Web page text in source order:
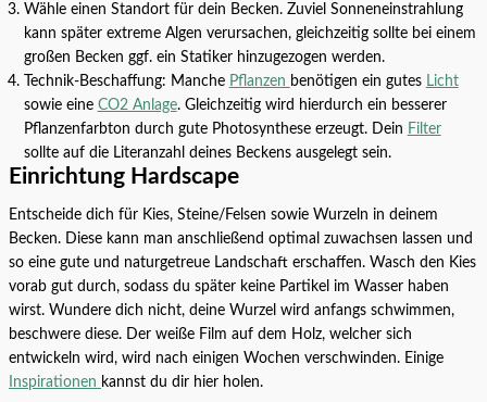
Wähle einen Standort für dein Becken. Zuviel Sonneneinstrahlung
kann später extreme Algen verursachen, gleichzeitig sollte bei einem
großen Becken ggf. ein Statiker hinzugezogen werden.
Technik-Beschaffung: Manche Pflanzen benötigen ein gutes Licht
sowie eine CO2 Anlage. Gleichzeitig wird hierdurch ein besserer
Pflanzenfarbton durch gute Photosynthese erzeugt. Dein Filter
sollte auf die Literanzahl deines Beckens ausgelegt sein.
Einrichtung Hardscape
Entscheide dich für Kies, Steine/Felsen sowie Wurzeln in deinem
Becken. Diese kann man anschließend optimal zuwachsen lassen und
so eine gute und naturgetreue Landschaft erschaffen. Wasch den Kies
vorab gut durch, sodass du später keine Partikel im Wasser haben
wirst. Wundere dich nicht, deine Wurzel wird anfangs schwimmen,
beschwere diese. Der weiße Film auf dem Holz, welcher sich
entwickeln wird, wird nach einigen Wochen verschwinden. Einige
Inspirationen kannst du dir hier holen.